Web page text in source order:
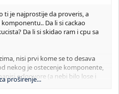
ti je najprostije da proveris, a
Da li si cackao
Da li si skidao ram i cpu sa
nisi prvi kome se to desava
nekog je ostecenje komponente,
odgovore (a nebi bilo lose i
u pitanju)
proširenje...